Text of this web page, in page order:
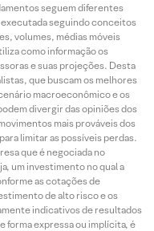
seguem diferentes
executada seguindo conceitos
volumes, médias móveis
como informação os
e suas projeções. Desta
que buscam os melhores
macroeconômico e os
divergir das opiniões dos
mais prováveis dos
limitar as possíveis perdas.
que é negociada no
um investimento no qual a
as cotações de
de alto risco e os
indicativos de resultados
forma expressa ou implícita, é